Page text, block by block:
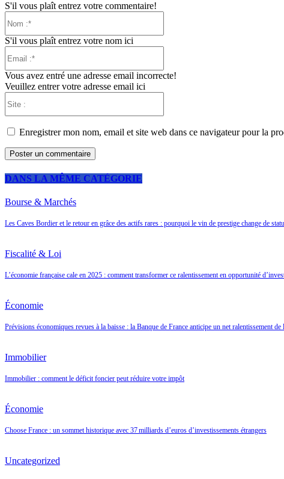
S'il vous plaît entrez votre commentaire!
S'il vous plaît entrez votre nom ici
Vous avez entré une adresse email incorrecte!
Veuillez entrer votre adresse email ici
Enregistrer mon nom, email et site web dans ce navigateur pour la
DANS LA MÊME CATÉGORIE
Bourse & Marchés
Les Caves Bordier et le retour en grâce des actifs rares : pourquoi le vin de prestige change de
Fiscalité & Loi
L’économie française cale en 2025 : comment transformer ce ralentissement en opportunité
Économie
Prévisions économiques revues à la baisse : la Banque de France anticipe un net ralentissement de
Immobilier
Immobilier : comment le déficit foncier peut réduire votre impôt
Économie
Choose France : un sommet historique avec 37 milliards d’euros d’investissements étrangers
Uncategorized